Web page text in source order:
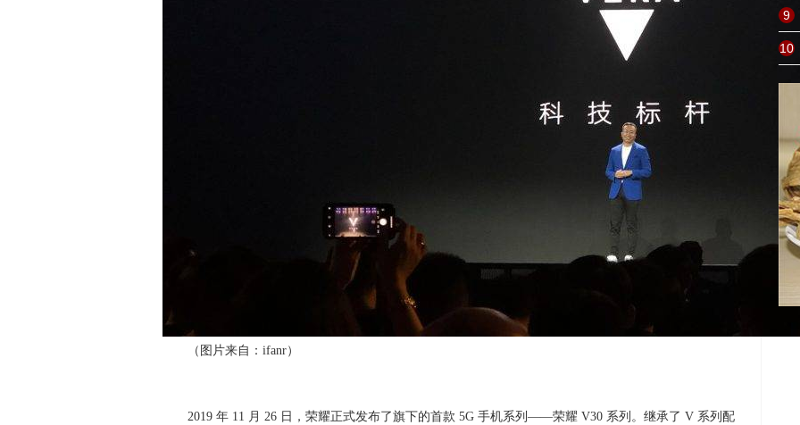
（图片来自：ifanr）
2019 年 11 月 26 日，荣耀正式发布了旗下的首款 5G 手机系列——荣耀 V30 系列。继承了 V 系列配
9
10